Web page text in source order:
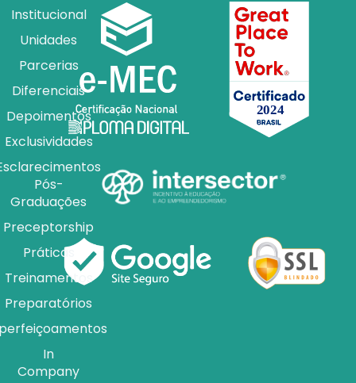
Institucional
Unidades
Parcerias
Diferenciais
Depoimentos
Exclusividades
Pós-
Graduações
Preceptorship
Práticas
Treinamentos
Preparatórios
In
Company